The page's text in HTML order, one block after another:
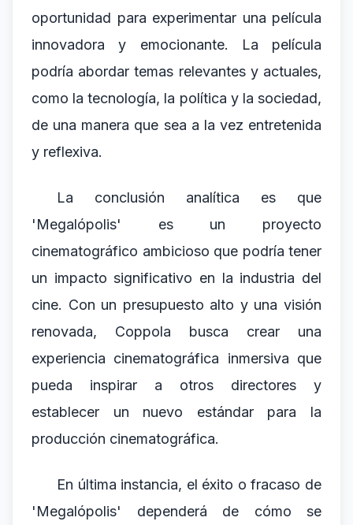
oportunidad para experimentar una película
innovadora y emocionante. La película
podría abordar temas relevantes y actuales,
como la tecnología, la política y la sociedad,
de una manera que sea a la vez entretenida
y reflexiva.
La conclusión analítica es que
'Megalópolis' es un proyecto
cinematográfico ambicioso que podría tener
un impacto significativo en la industria del
cine. Con un presupuesto alto y una visión
renovada, Coppola busca crear una
experiencia cinematográfica inmersiva que
pueda inspirar a otros directores y
establecer un nuevo estándar para la
producción cinematográfica.
En última instancia, el éxito o fracaso de
'Megalópolis' dependerá de cómo se